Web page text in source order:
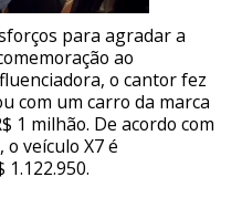
para agradar a
ao
o cantor fez
com um carro da marca
1 milhão. De acordo com
veículo X7 é